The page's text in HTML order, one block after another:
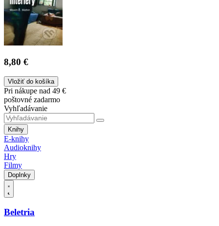
8,80 €
Vložiť do košíka
Pri nákupe nad 49 €
poštovné zadarmo
Vyhľadávanie
Knihy
E-knihy
Audioknihy
Hry
Filmy
Doplnky
Beletria